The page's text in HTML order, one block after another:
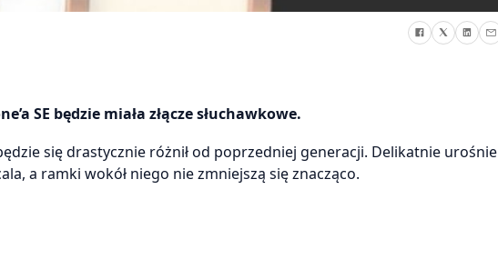
SE będzie miała złącze słuchawkowe.
się drastycznie różnił od poprzedniej generacji. Delikatnie urośnie
a ramki wokół niego nie zmniejszą się znacząco.